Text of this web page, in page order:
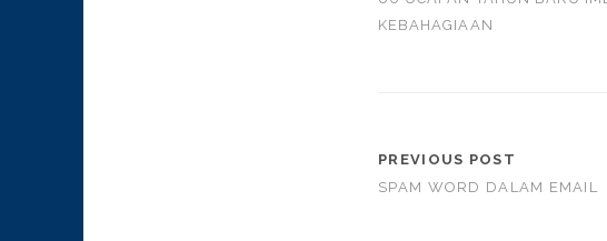
KEBAHAGIAAN
PREVIOUS POST
SPAM WORD DALAM EMAIL